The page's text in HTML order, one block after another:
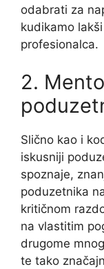
odabrati za
kudikamo
profesionalca.
2.
Slično kao i
iskusniji
spoznaje,
poduzetnika
kritičnom
na vlastitim
drugome
te tako